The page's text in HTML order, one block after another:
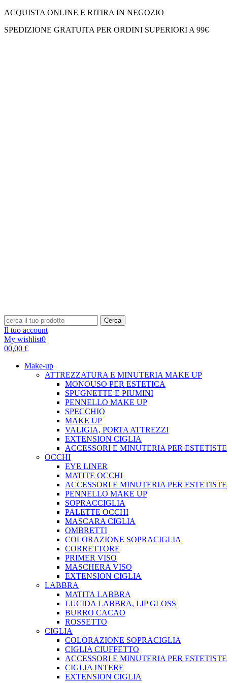
ACQUISTA ONLINE E RITIRA IN NEGOZIO
SPEDIZIONE GRATUITA PER ORDINI SUPERIORI A 99€
Cerca
Il tuo account
My wishlist0
00,00 €
Make-up
ATTREZZATURA E MINUTERIA MAKE UP
MONOUSO PER ESTETICA
SPUGNETTE E PIUMINI
PENNELLO MAKE UP
SPECCHIO
MAKE UP
VALIGIA, PORTA ATTREZZI
EXTENSION CIGLIA
ACCESSORI E MINUTERIA PER ESTETISTE
OCCHI
EYE LINER
MATITE OCCHI
ACCESSORI E MINUTERIA PER ESTETISTE
PENNELLO MAKE UP
SOPRACCIGLIA
PALETTE OCCHI
MASCARA CIGLIA
OMBRETTI
COLORAZIONE SOPRACIGLIA
CORRETTORE
PRIMER VISO
MASCHERA VISO
EXTENSION CIGLIA
LABBRA
MATITA LABBRA
LUCIDA LABBRA, LIP GLOSS
BURRO CACAO
ROSSETTO
CIGLIA
COLORAZIONE SOPRACIGLIA
CIGLIA CIUFFETTO
ACCESSORI E MINUTERIA PER ESTETISTE
CIGLIA INTERE
EXTENSION CIGLIA